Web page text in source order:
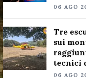
06 AGO
Tre
sui
tecnici
06 AGO